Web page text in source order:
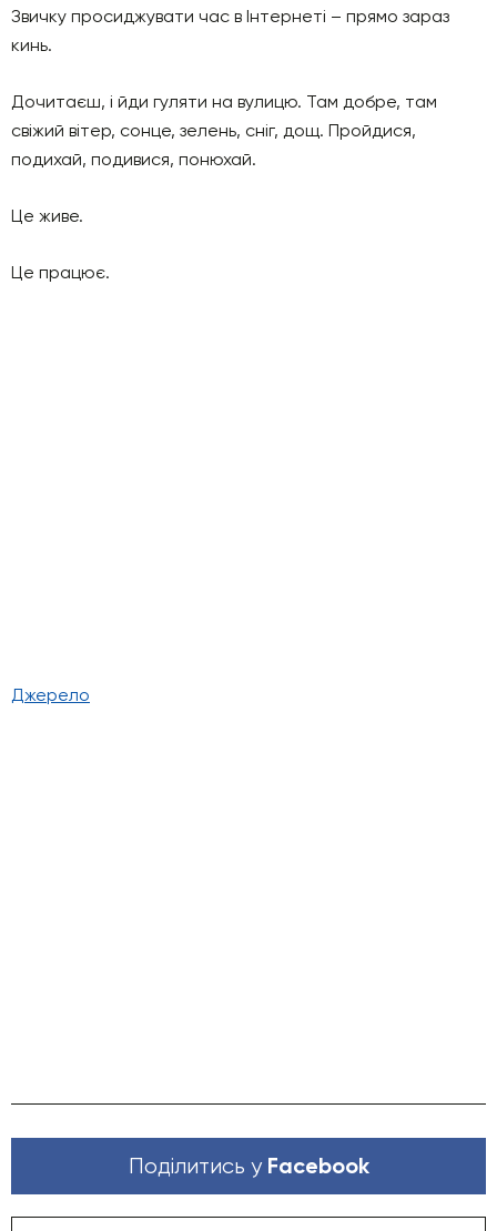
Звичку просиджувати час в Інтернеті – прямо зараз
кинь.
Дочитаєш, і йди гуляти на вулицю. Там добре, там
свіжий вітер, сонце, зелень, сніг, дощ. Пройдися,
подихай, подивися, понюхай.
Це живе.
Це працює.
Джерело
Поділитись у Facebook